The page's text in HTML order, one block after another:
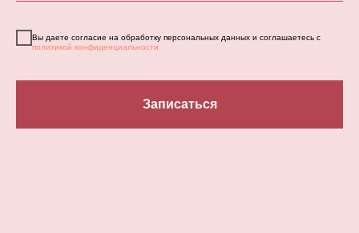
Вы даете согласие на обработку персональных данных и соглашаетесь с
политикой конфиденциальности
Записаться